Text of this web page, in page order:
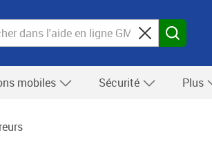
mobiles Sécurité Plus